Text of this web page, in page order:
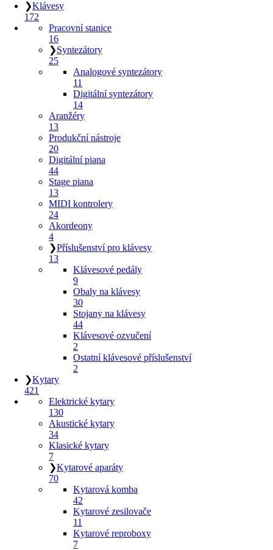
❯Klávesy
172
Pracovní stanice
16
❯Syntezátory
25
Analogové syntezátory
11
Digitální syntezátory
14
Aranžéry
13
Produkční nástroje
20
Digitální piana
44
Stage piana
13
MIDI kontrolery
24
Akordeony
4
❯Příslušenství pro klávesy
13
Klávesové pedály
9
Obaly na klávesy
30
Stojany na klávesy
44
Klávesové ozvučení
2
Ostatní klávesové příslušenství
2
❯Kytary
421
Elektrické kytary
130
Akustické kytary
34
Klasické kytary
7
❯Kytarové aparáty
70
Kytarová komba
42
Kytarové zesilovače
11
Kytarové reproboxy
7